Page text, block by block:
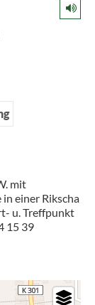
mit
einer Rikscha
u. Treffpunkt
15 39